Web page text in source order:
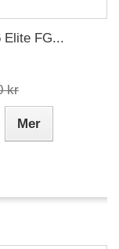
Elite FG...
kr
Mer